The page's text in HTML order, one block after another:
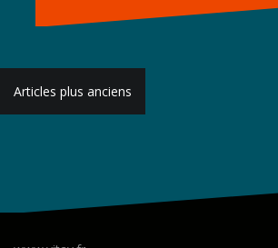
Navigation
des
Articles plus anciens